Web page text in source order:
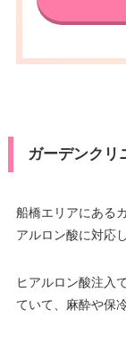
ガーデンクリ
船橋エリアにある
アルロン酸に対応
ヒアルロン酸注入
ていて、麻酔や保